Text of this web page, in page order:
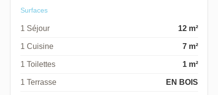
Surfaces
1 Séjour 12 m²
1 Cuisine 7 m²
1 Toilettes 1 m²
1 Terrasse EN BOIS